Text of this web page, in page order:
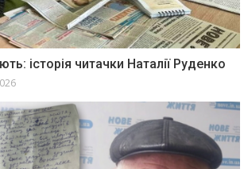
історія читачки Наталії Руденко